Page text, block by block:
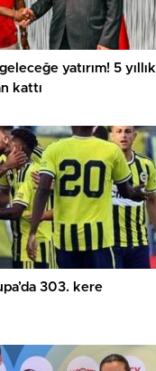
yatırım! 5 yıllık
kattı
303. kere